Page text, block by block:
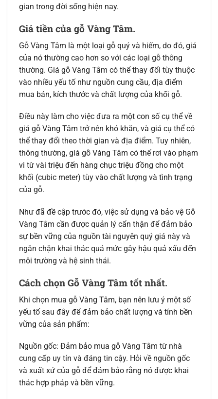
gian trong đời sống hiện nay.
Giá tiền của gỗ Vàng Tâm.
Gỗ Vàng Tâm là một loại gỗ quý và hiếm, do đó, giá
của nó thường cao hơn so với các loại gỗ thông
thường. Giá gỗ Vàng Tâm có thể thay đổi tùy thuộc
vào nhiều yếu tố như nguồn cung cầu, địa điểm
mua bán, kích thước và chất lượng của khối gỗ.
Điều này làm cho việc đưa ra một con số cụ thể về
giá gỗ Vàng Tâm trở nên khó khăn, và giá cụ thể có
thể thay đổi theo thời gian và địa điểm. Tuy nhiên,
thông thường, giá gỗ Vàng Tâm có thể rơi vào phạm
vi từ vài triệu đến hàng chục triệu đồng cho một
khối (cubic meter) tùy vào chất lượng và tình trạng
của gỗ.
Như đã đề cập trước đó, việc sử dụng và bảo vệ Gỗ
Vàng Tâm cần được quản lý cẩn thận để đảm bảo
sự bền vững của nguồn tài nguyên quý giá này và
ngăn chặn khai thác quá mức gây hậu quả xấu đến
môi trường và hệ sinh thái.
Cách chọn Gỗ Vàng Tâm tốt nhất.
Khi chọn mua gỗ Vàng Tâm, bạn nên lưu ý một số
yếu tố sau đây để đảm bảo chất lượng và tính bền
vững của sản phẩm:
Nguồn gốc: Đảm bảo mua gỗ Vàng Tâm từ nhà
cung cấp uy tín và đáng tin cậy. Hỏi về nguồn gốc
và xuất xứ của gỗ để đảm bảo rằng nó được khai
thác hợp pháp và bền vững.